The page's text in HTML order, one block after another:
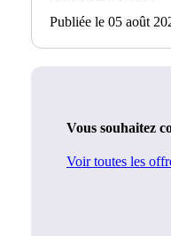
Publiée le 05 août
Vous souhaitez
Voir toutes les